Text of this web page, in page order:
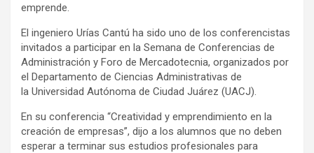
emprende.
El ingeniero Urías Cantú ha sido uno de los conferencistas
invitados a participar en la Semana de Conferencias de
Administración y Foro de Mercadotecnia, organizados por
el Departamento de Ciencias Administrativas de
la Universidad Autónoma de Ciudad Juárez (UACJ).
En su conferencia “Creatividad y emprendimiento en la
creación de empresas”, dijo a los alumnos que no deben
esperar a terminar sus estudios profesionales para